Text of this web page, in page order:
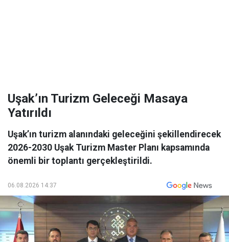
Uşak’ın Turizm Geleceği Masaya
Yatırıldı
Uşak’ın turizm alanındaki geleceğini şekillendirecek
2026-2030 Uşak Turizm Master Planı kapsamında
önemli bir toplantı gerçekleştirildi.
06.08.2026 14:37